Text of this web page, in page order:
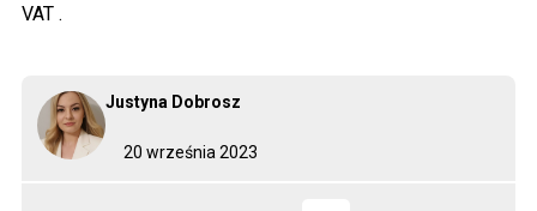
20 września 2023
Justyna Dobrosz
VAT .